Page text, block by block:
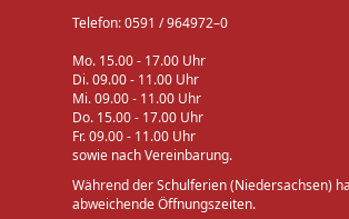
Telefon: 0591 / 964972–0
Mo. 15.00 - 17.00 Uhr
Di. 09.00 - 11.00 Uhr
Mi. 09.00 - 11.00 Uhr
Do. 15.00 - 17.00 Uhr
Fr. 09.00 - 11.00 Uhr
sowie nach Vereinbarung.
Während der Schulferien (Niedersachsen)
abweichende Öffnungszeiten.